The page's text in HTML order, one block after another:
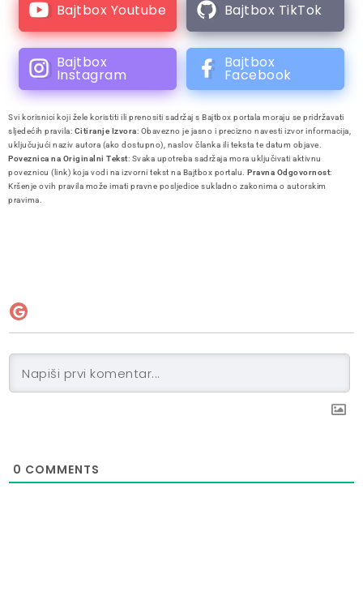
Bajtbox Youtube Bajtbox TikTok
Bajtbox
Instagram
Bajtbox
Facebook
Svi korisnici koji žele koristiti ili prenositi sadržaj s Bajtbox portala moraju se pridržavati
sljedećih pravila: Citiranje Izvora: Obavezno je jasno i precizno navesti izvor informacija,
uključujući naziv autora (ako dostupno), naslov članka ili teksta te datum objave.
Poveznica na Originalni Tekst: Svaka upotreba sadržaja mora uključivati aktivnu
poveznicu (link) koja vodi na izvorni tekst na Bajtbox portalu. Pravna Odgovornost:
Kršenje ovih pravila može imati pravne posljedice sukladno zakonima o autorskim
pravima.
0 COMMENTS